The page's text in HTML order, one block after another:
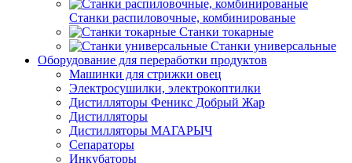
Станки распиловочные, комбинированые
Станки токарные
Станки универсальные
Оборудование для переработки продуктов
Машинки для стрижки овец
Электросушилки, электрокоптилки
Дистилляторы Феникс Добрый Жар
Дистилляторы
Дистилляторы МАГАРЫЧ
Сепараторы
Инкубаторы